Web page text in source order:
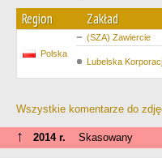
Region Zakład
Polska
(SZA) Zawiercie
Lubelska
Wszystkie komentarze do
↑ 2014 r. Skasowany